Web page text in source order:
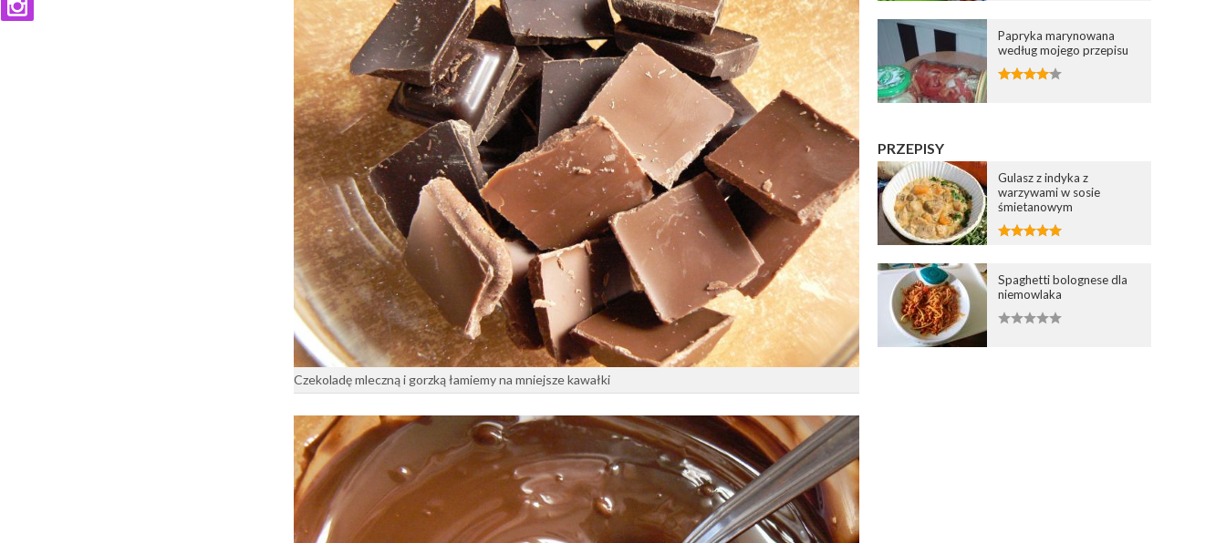
Czekoladę mleczną i gorzką łamiemy na mniejsze kawałki
Papryka marynowana
według mojego przepisu
PRZEPISY
Gulasz z indyka z
warzywami w sosie
śmietanowym
Spaghetti bolognese dla
niemowlaka